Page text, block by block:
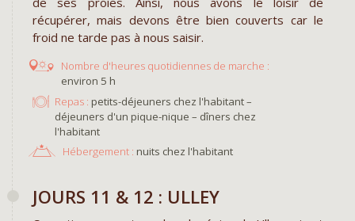
récupérer, mais devons être bien couverts car le
froid ne tarde pas à nous saisir.
environ 5 h
Repas : petits-déjeuners chez l'habitant –
déjeuners d'un pique-nique – dîners chez
l'habitant
Hébergement : nuits chez l'habitant
JOURS 11 & 12 : ULLEY